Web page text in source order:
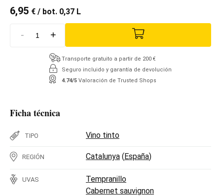
6,95 € / bot. 0,37 L
- +
Transporte gratuito a partir de 200 €
Seguro incluido y garantía de devolución
4.74/5 Valoración de Trusted Shops
Ficha técnica
TIPO Vino tinto
REGIÓN Catalunya (España)
UVAS
Tempranillo
Cabernet sauvignon